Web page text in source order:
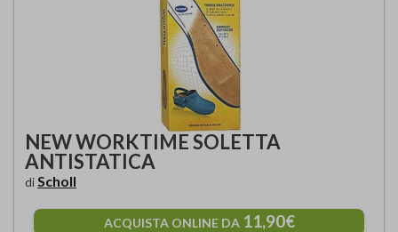
NEW WORKTIME SOLETTA
ANTISTATICA
diScholl
ACQUISTA ONLINE DA 11,90€